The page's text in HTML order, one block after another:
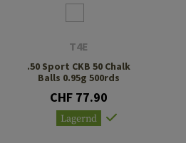
T4E
.50 Sport CKB 50 Chalk
Balls 0.95g 500rds
CHF 77.90
Lagernd